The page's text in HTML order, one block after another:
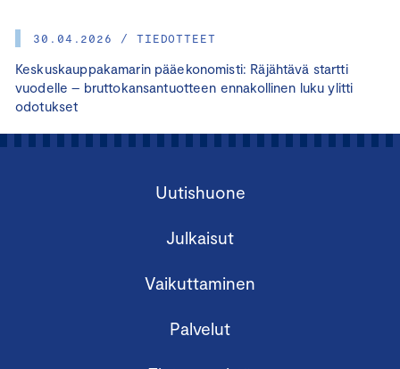
30.04.2026 / TIEDOTTEET
Keskuskauppakamarin pääekonomisti: Räjähtävä startti
vuodelle – bruttokansantuotteen ennakollinen luku ylitti
odotukset
Uutishuone
Julkaisut
Vaikuttaminen
Palvelut